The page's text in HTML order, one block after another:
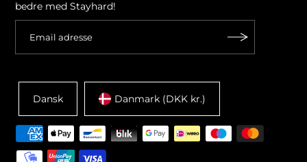
bedre med Stayhard!
Dansk Danmark (DKK kr.)